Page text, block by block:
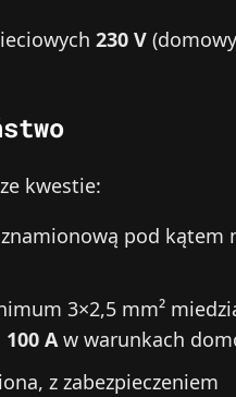
230 V
kwestie:
pod kątem
3×2,5 mm²
100 Aw warunkach
z zabezpieczeniem